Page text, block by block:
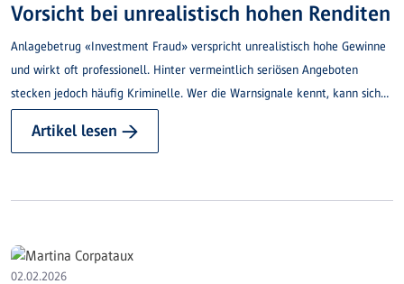
Vorsicht bei unrealistisch hohen Renditen
Anlagebetrug «Investment Fraud» verspricht unrealistisch hohe Gewinne
und wirkt oft professionell. Hinter vermeintlich seriösen Angeboten
stecken jedoch häufig Kriminelle. Wer die Warnsignale kennt, kann sich
Artikel lesen →
02.02.2026